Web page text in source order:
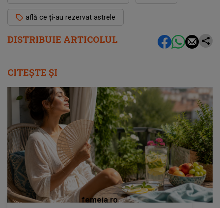
DISTRIBUIE ARTICOLUL
află ce ți-au rezervat astrele
CITEȘTE ȘI
femeia.ro